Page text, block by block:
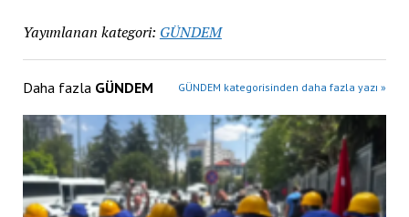
Yayımlanan kategori: GÜNDEM
Daha fazla GÜNDEM GÜNDEM kategorisinden daha fazla yazı »